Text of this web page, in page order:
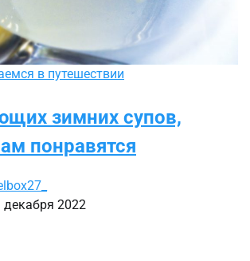
в путешествии
зимних супов,
понравятся
декабря 2022